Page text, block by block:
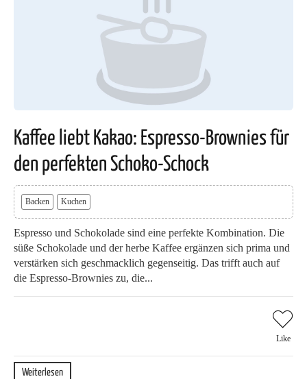
Kaffee liebt Kakao: Espresso-Brownies für
den perfekten Schoko-Schock
Backen Kuchen
Espresso und Schokolade sind eine perfekte Kombination. Die
süße Schokolade und der herbe Kaffee ergänzen sich prima und
verstärken sich geschmacklich gegenseitig. Das trifft auch auf
die Espresso-Brownies zu, die...
Like
Weiterlesen